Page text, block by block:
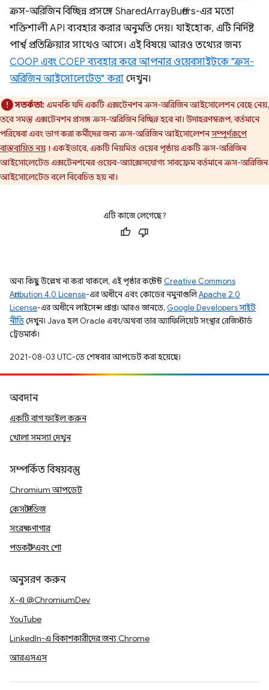
ক্রস-অরিজিন বিচ্ছিন্ন প্রসঙ্গে SharedArrayBuffers-এর মতো
শক্তিশালী API ব্যবহার করার অনুমতি দেয়। যাইহোক, এটি নির্দিষ্ট
পার্শ্ব প্রতিক্রিয়ার সাথেও আসে। এই বিষয়ে আরও তথ্যের জন্য
COOP এবং COEP ব্যবহার করে আপনার ওয়েবসাইটকে "ক্রস-
অরিজিন আইসোলেটেড" করা দেখুন।
সতর্কতা:এমনকি যদি একটি এক্সটেনশন ক্রস-অরিজিন আইসোলেশন বেছে নেয়,
তবে সমস্ত এক্সটেনশন প্রসঙ্গ ক্রস-অরিজিন বিচ্ছিন্ন হবে না। উদাহরণস্বরূপ, বর্তমানে
পরিষেবা এবং ভাগ করা কর্মীদের জন্য ক্রস-অরিজিন আইসোলেশনসম্পূর্ণরূপে
বাস্তবায়িত নয়। একইভাবে, একটি নিয়মিত ওয়েব পৃষ্ঠায় একটি ক্রস-অরিজিন
আইসোলেটেড এক্সটেনশনের ওয়েব-অ্যাক্সেসযোগ্য সাবফ্রেম বর্তমানে ক্রস-অরিজিন
আইসোলেটেড বলে বিবেচিত হয় না।
এটি কাজে লেগেছে?
অন্য কিছু উল্লেখ না করা থাকলে, এই পৃষ্ঠার কন্টেন্ট Creative Commons
Attribution 4.0 License-এর অধীনে এবং কোডের নমুনাগুলিApache 2.0
License-এর অধীনে লাইসেন্স প্রাপ্ত। আরও জানতে, Google Developers সাইট
নীতিদেখুন। Java হল Oracle এবং/অথবা তার অ্যাফিলিয়েট সংস্থার রেজিস্টার্ড
ট্রেডমার্ক।
2021-08-03 UTC-তে শেষবার আপডেট করা হয়েছে।
অবদান
একটি বাগ ফাইল করুন
খোলা সমস্যা দেখুন
সম্পর্কিত বিষয়বস্তু
Chromium আপডেট
কেস স্টাডিজ
সংরক্ষণাগার
পডকাস্ট এবং শো
অনুসরণ করুন
X-এ @ChromiumDev
YouTube
LinkedIn-এ বিকাশকারীদের জন্য Chrome
আরএসএস